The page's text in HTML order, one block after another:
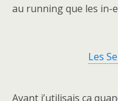
au running que les in-
Les
Avant j’utilisais ca